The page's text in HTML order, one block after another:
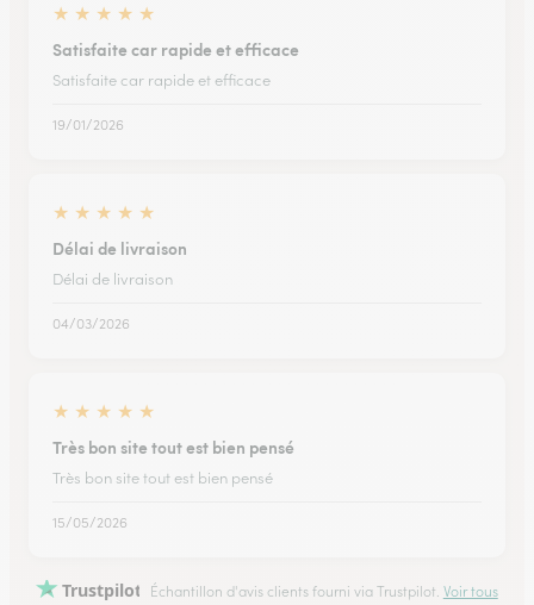
★ ★ ★ ★ ★
Satisfaite car rapide et efficace
Satisfaite car rapide et efficace
19/01/2026
★ ★ ★ ★ ★
Délai de livraison
Délai de livraison
04/03/2026
★ ★ ★ ★ ★
Très bon site tout est bien pensé
Très bon site tout est bien pensé
15/05/2026
Trustpilot Échantillon d'avis clients fourni via Trustpilot. Voir tous